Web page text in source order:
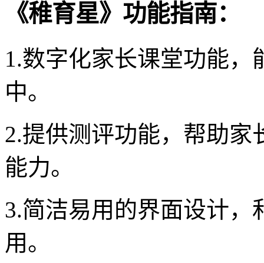
《稚育星》功能指南：
1.数字化家长课堂功能
中。
2.提供测评功能，帮助
能力。
3.简洁易用的界面设计
用。